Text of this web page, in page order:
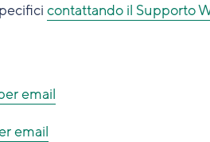
contattando il Supporto
email
email